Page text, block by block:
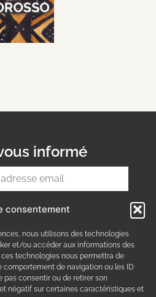
consentement
nous utilisons des technologies
et/ou accéder aux informations des
technologies nous permettra de
comportement de navigation ou les ID
pas consentir ou de retirer son
négatif sur certaines caractéristiques et
informé
GÉNÉRALES
FAQ